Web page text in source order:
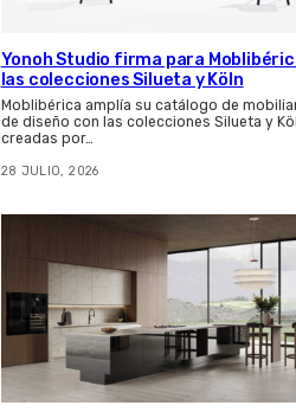
Yonoh Studio firma para
las colecciones Silueta y Köln
Moblibérica amplía su catálogo de
de diseño con las colecciones Silueta y
creadas por…
28 JULIO, 2026